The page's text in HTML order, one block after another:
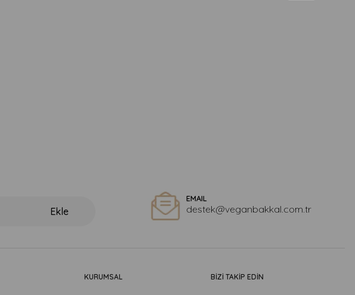
Ekle
EMAIL
destek@veganbakkal.com.tr
KURUMSAL BİZİ TAKİP EDİN